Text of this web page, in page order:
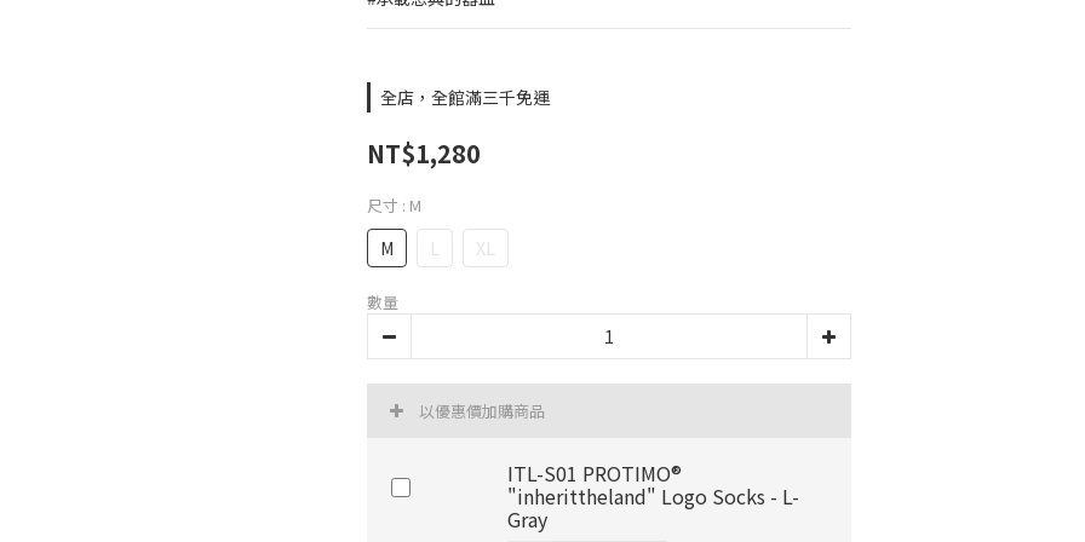
全店，全館滿三千免運
NT$1,280
尺寸 : M
M L XL
數量
以優惠價加購商品
ITL-S01 PROTIMO®
"inherittheland" Logo Socks - L-
Gray